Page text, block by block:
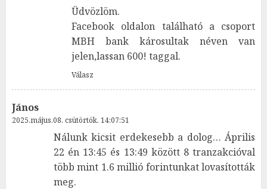
Üdvözlöm.
Facebook oldalon található a csoport
MBH bank károsultak néven van
jelen,lassan 600! taggal.
Válasz
János
2025.május.08. csütörtök. 14:07:51
Nálunk kicsit erdekesebb a dolog… Április
22 én 13:45 és 13:49 között 8 tranzakcióval
több mint 1.6 millió forintunkat lovasították
meg.